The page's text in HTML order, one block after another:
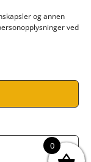
og annen
ved
0